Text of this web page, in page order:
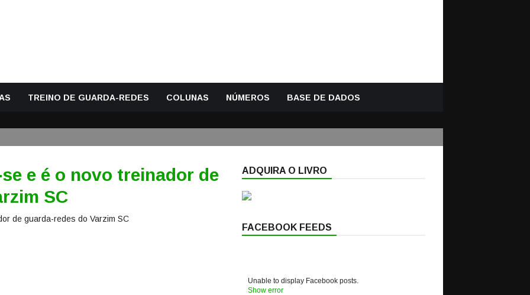
TREINO DE GUARDA-REDES COLUNAS NÚMEROS BASE DE DADOS
e é o novo treinador de
SC
ADQUIRA O LIVRO
FACEBOOK FEEDS
Unable to display Facebook posts.
Show error